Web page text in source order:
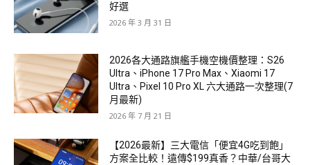
好選
2026 年 3 月 31 日
2026各大通路旗艦手機空機價整理：S26
Ultra、iPhone 17 Pro Max、Xiaomi 17
Ultra、Pixel 10 Pro XL 六大通路一次整理(7
月最新)
2026 年 7 月 21 日
【2026最新】三大電信「便宜4G吃到飽」
方案全比較！遠傳$199真香？中華/台哥大